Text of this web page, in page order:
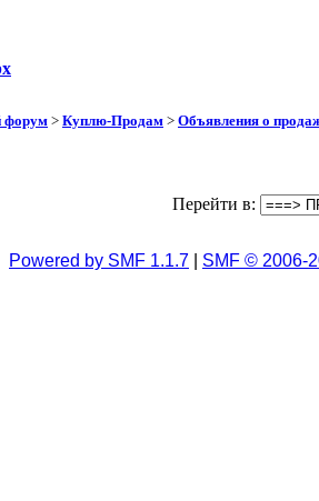
форум > Куплю-Продам > Объявления о
Перейти в:
Powered by SMF 1.1.7 SMF © 2006-